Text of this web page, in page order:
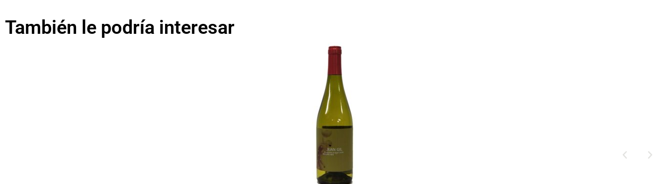
También le podría interesar